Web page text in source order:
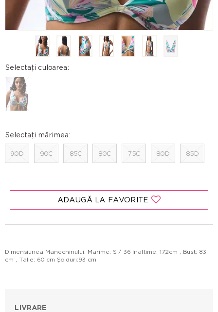
Selectați culoarea:
Selectați mărimea:
90D 90C 85C 80C 75C 80D 85D
ADAUGĂ LA FAVORITE
Dimensiunea Manechinului: Marime: S / 36 Inaltime: 172cm , Bust: 83
cm , Talie: 60 cm Şolduri:93 cm
LIVRARE